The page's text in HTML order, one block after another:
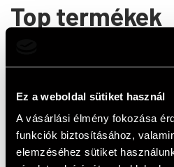
Ez a weboldal sütiket használ
A vásárlási élmény fokozása
funkciók biztosításához,
elemzéséhez sütiket
Top termékek